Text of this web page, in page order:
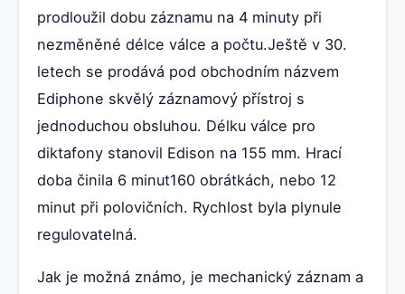
prodloužil dobu záznamu na 4 minuty při
nezměněné délce válce a počtu.Ještě v 30.
letech se prodává pod obchodním názvem
Ediphone skvělý záznamový přístroj s
jednoduchou obsluhou. Délku válce pro
diktafony stanovil Edison na 155 mm. Hrací
doba činila 6 minut160 obrátkách, nebo 12
minut při polovičních. Rychlost byla plynule
regulovatelná.
Jak je možná známo, je mechanický záznam a